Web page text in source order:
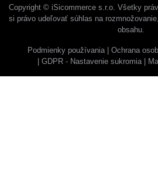
Copyright © iSicommerce s.r.o. Všetky
si právo udeľovať súhlas na
obsahu.
Podmienky používania
Ochrana
GDPR - Nastavenie sukromia